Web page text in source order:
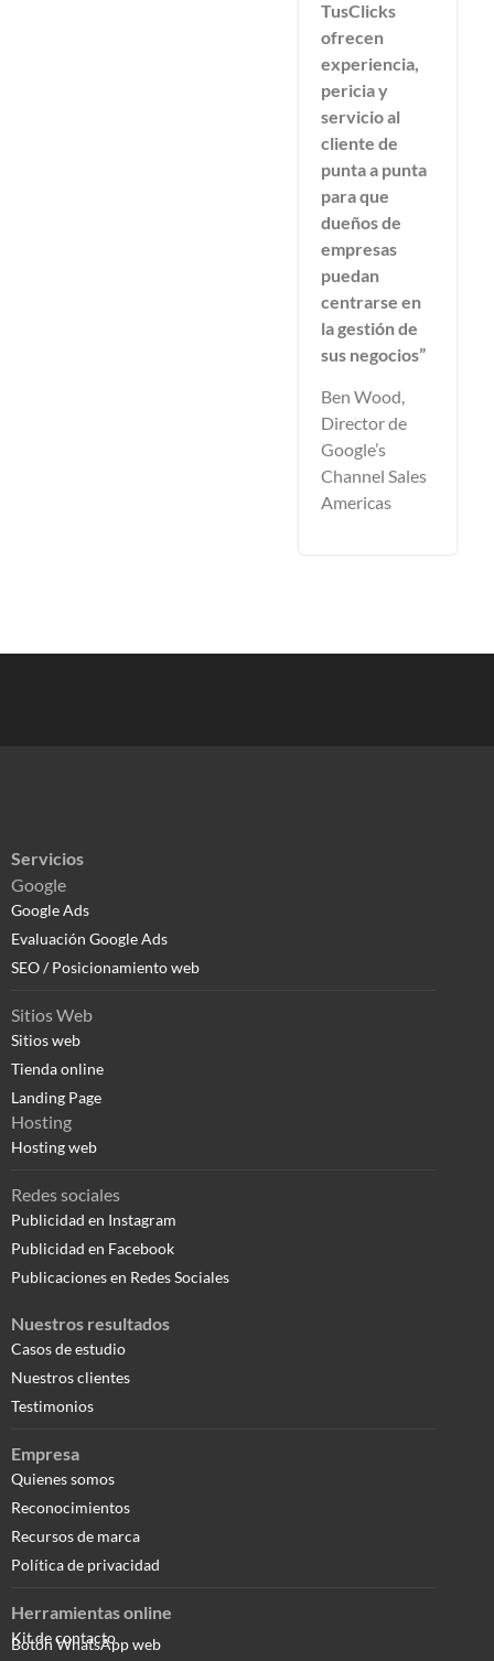
TusClicks
ofrecen
experiencia,
pericia y
servicio al
cliente de
punta a punta
para que
dueños de
empresas
puedan
centrarse en
la gestión de
sus negocios”
Ben Wood,
Director de
Google’s
Channel Sales
Americas
Servicios
Google
Google Ads
Evaluación Google Ads
SEO / Posicionamiento web
Sitios Web
Sitios web
Tienda online
Landing Page
Hosting
Hosting web
Redes sociales
Publicidad en Instagram
Publicidad en Facebook
Publicaciones en Redes Sociales
Nuestros resultados
Casos de estudio
Nuestros clientes
Testimonios
Empresa
Quienes somos
Reconocimientos
Recursos de marca
Política de privacidad
Herramientas online
Kit de contacto
Botón WhatsApp web